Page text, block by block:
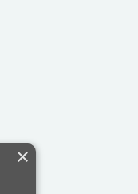
×